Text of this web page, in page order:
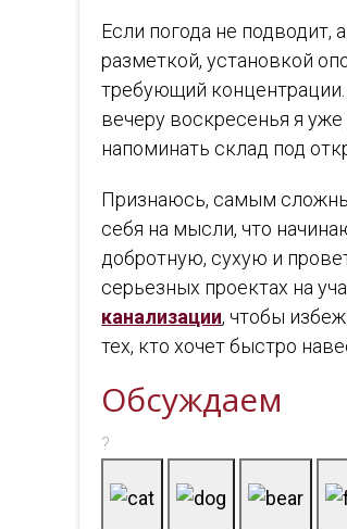
Если погода не подводит,
разметкой, установкой
требующий
вечеру воскресенья я
напоминать склад под
Признаюсь, самым
себя на мысли, что
добротную, сухую и
серьезных проектах на
канализации, чтобы
тех, кто хочет быстро
Обсуждаем
?